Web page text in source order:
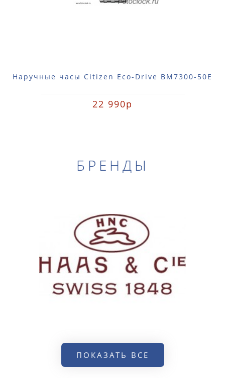
Наручные часы Citizen Eco-Drive BM7300-50E
22 990р
БРЕНДЫ
ПОКАЗАТЬ ВСЕ